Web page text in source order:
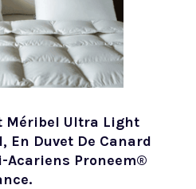
Méribel Ultra Light
En Duvet De Canard
Acariens Proneem®